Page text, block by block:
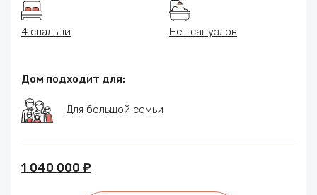
4 спальни Нет санузлов
Дом подходит для:
Для большой семьи
1 040 000 ₽